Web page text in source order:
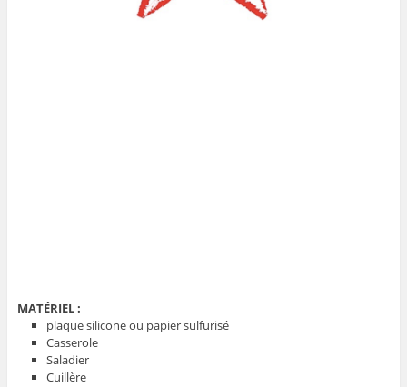
MATÉRIEL :
plaque silicone ou papier sulfurisé
Casserole
Saladier
Cuillère